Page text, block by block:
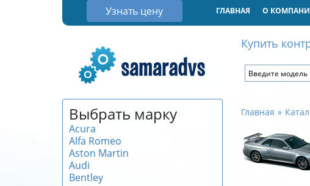
Узнать цену ГЛАВНАЯ О
Купить
Выбрать марку
Acura
Alfa Romeo
Aston Martin
Audi
Bentley
Главная